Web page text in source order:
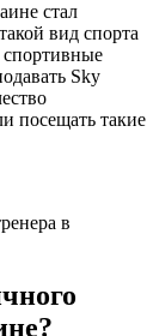
стал
вид спорта
Sky
посещать такие